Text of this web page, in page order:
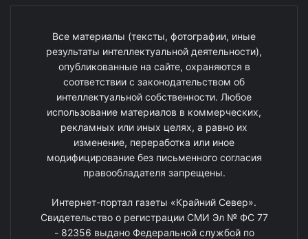
Все материалы (тексты, фотографии, иные
результаты интеллектуальной деятельности),
опубликованные на сайте, охраняются в
соответствии с законодательством об
интеллектуальной собственности. Любое
использование материалов в коммерческих,
рекламных или иных целях, а равно их
изменение, переработка или иное
модифицирование без письменного согласия
правообладателя запрещены.
Интернет-портал газеты «Крайний Север».
Свидетельство о регистрации СМИ Эл № ФС 77
- 82356 выдано Федеральной службой по